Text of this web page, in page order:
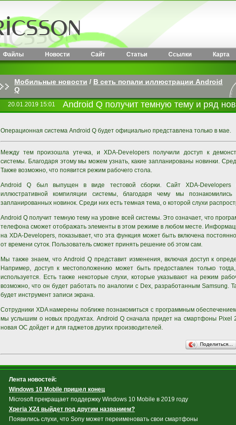
Файлы Новости Сайт Статьи Ссылки Карта
Мобильные новости / В сеть попали иллюстрации Android
Q
20.01.2019 15:01 Android Q получит темную тему и ряд
Операционная система Android Q будет официально представлена только в мае.
Между тем произошла утечка, и XDA-Developers получили доступ к
системы. Благодаря этому мы можем узнать, какие запланированы новинки.
Также возможно, что появится режим рабочего стола.
Android Q был выпущен в виде тестовой сборки. Сайт XDA-Developers
иллюстративной компиляции системы, благодаря чему мы
запланированных новинок. Среди них есть темная тема, о которой слухи
Android Q получит темную тему на уровне всей системы. Это означает, что
телефона сможет отображать элементы в этом режиме в любом месте.
на XDA-Developers, показывает, что эта функция может быть включена
от времени суток. Пользователь сможет принять решение об этом сам.
Мы также знаем, что Android Q представит изменения, включая доступ к
Например, доступ к местоположению может быть предоставлен только
используется. Есть также некоторые слухи, которые указывают на режим
возможно, что он будет работать по аналогии с Dex, разработанным Samsung.
будет инструмент записи экрана.
Сотрудники XDA намерены поближе познакомиться с программным
мы услышим о новых продуктах. Android Q сначала придет на смартфоны Pixel
новая ОС дойдет и для гаджетов других производителей.
Поделиться…
Лента новостей:
Windows 10 Mobile пришел конец
Microsoft прекращает поддержку Windows 10 Mobile в 2019 году
Xperia XZ4 выйдет под другим названием?
Появились слухи, что Sony может переименовать свои смартфоны